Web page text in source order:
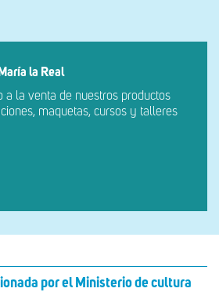
la Real
a la venta de nuestros productos
maquetas, cursos y talleres
por el Ministerio de cultura